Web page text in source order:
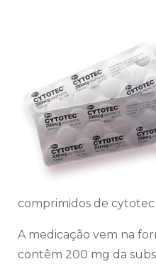
comprimidos de cytotec
A medicação vem na
contêm 200 mg da